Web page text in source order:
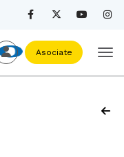
Asociate